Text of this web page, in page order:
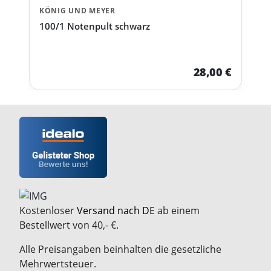
KÖNIG UND MEYER
100/1 Notenpult schwarz
28,00 €
KostenloserVersand nach DE ab einem
Bestellwert von 40,- €.
Alle Preisangaben beinhalten die gesetzliche
Mehrwertsteuer.